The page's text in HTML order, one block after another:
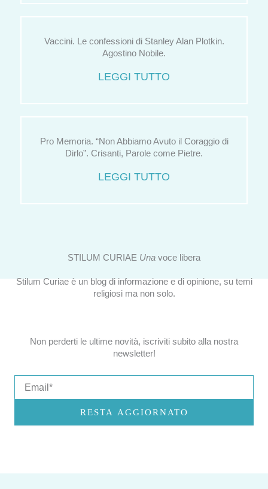
Vaccini. Le confessioni di Stanley Alan Plotkin.
Agostino Nobile.
LEGGI TUTTO
Pro Memoria. “Non Abbiamo Avuto il Coraggio di
Dirlo”. Crisanti, Parole come Pietre.
LEGGI TUTTO
STILUM CURIAE Una voce libera
Stilum Curiae è un blog di informazione e di opinione, su temi
religiosi ma non solo.
Non perderti le ultime novità, iscriviti subito alla nostra
newsletter!
RESTA AGGIORNATO